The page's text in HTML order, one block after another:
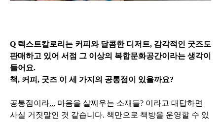
Q 텍스트칼로리는 커피와 달콤한 디저트, 감각적인 굿즈도
판매하고 있어 서점 그 이상의 복합문화공간이라는 생각이
들어요.
책, 커피, 굿즈 이 세 가지의 공통점이 있을까요?
공통점이라,,, 마음을 살찌우는 소재들? 이라고 대답하면
사실 거짓말인 것 같습니다. 책만으로 책방을 운영할 수 있